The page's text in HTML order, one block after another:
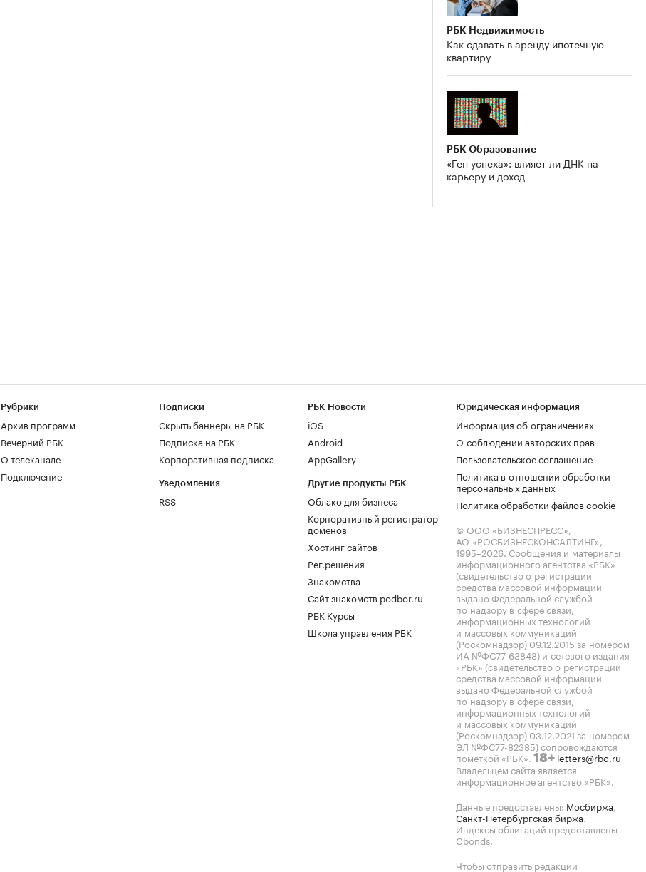
РБК Недвижимость
Как сдавать в аренду ипотечную
квартиру
РБК Образование
«Ген успеха»: влияет ли ДНК на
карьеру и доход
Рубрики
Архив программ
Вечерний РБК
О телеканале
Подключение
Подписки
Скрыть баннеры на РБК
Подписка на РБК
Корпоративная подписка
Уведомления
RSS
РБК Новости
iOS
Android
AppGallery
Другие продукты РБК
Облако для бизнеса
Корпоративный регистратор
доменов
Хостинг сайтов
Рег.решения
Знакомства
Сайт знакомств podbor.ru
РБК Курсы
Школа управления РБК
Юридическая информация
Информация об ограничениях
О соблюдении авторских прав
Пользовательское соглашение
Политика в отношении обработки
персональных данных
Политика обработки файлов cookie
© ООО «БИЗНЕСПРЕСС»,
АО «РОСБИЗНЕСКОНСАЛТИНГ»,
1995–2026. Сообщения и материалы
информационного агентства «РБК»
(свидетельство о регистрации
средства массовой информации
выдано Федеральной службой
по надзору в сфере связи,
информационных технологий
и массовых коммуникаций
(Роскомнадзор) 09.12.2015 за номером
ИА №ФС77-63848) и сетевого издания
«РБК» (свидетельство о регистрации
средства массовой информации
выдано Федеральной службой
по надзору в сфере связи,
информационных технологий
и массовых коммуникаций
(Роскомнадзор) 03.12.2021 за номером
ЭЛ №ФС77-82385) сопровождаются
пометкой «РБК». 18+ letters@rbc.ru
Владельцем сайта является
информационное агентство «РБК».
Данные предоставлены: Мосбиржа,
Санкт-Петербургская биржа.
Индексы облигаций предоставлены
Cbonds.
Чтобы отправить редакции